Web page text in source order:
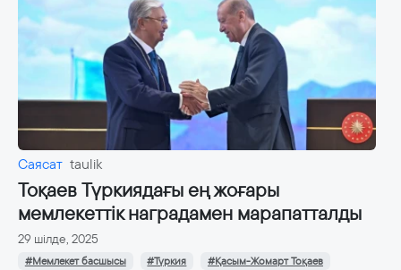
Саясат taulik
Тоқаев Түркиядағы ең жоғары
мемлекеттік наградамен марапатталды
29 шілде, 2025
#Мемлекет басшысы #Түркия
#Қасым-Жомарт Тоқаев